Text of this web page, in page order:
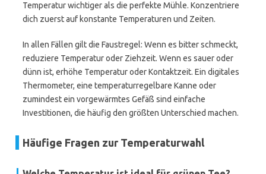
Temperatur wichtiger als die perfekte Mühle. Konzentriere
dich zuerst auf konstante Temperaturen und Zeiten.
In allen Fällen gilt die Faustregel: Wenn es bitter schmeckt,
reduziere Temperatur oder Ziehzeit. Wenn es sauer oder
dünn ist, erhöhe Temperatur oder Kontaktzeit. Ein digitales
Thermometer, eine temperaturregelbare Kanne oder
zumindest ein vorgewärmtes Gefäß sind einfache
Investitionen, die häufig den größten Unterschied machen.
Häufige Fragen zur Temperaturwahl